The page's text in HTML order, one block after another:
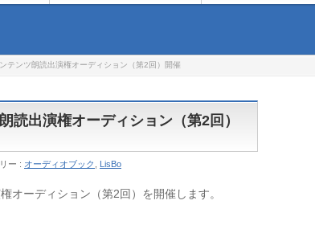
テンツ朗読出演権オーディション（第2回）開催
読出演権オーディション（第2回）
ー : オーディオブック LisBo
オーディション（第2回）を開催します。